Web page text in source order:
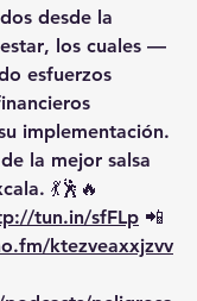
desde la
, los cuales —
esfuerzos
implementación.
la mejor salsa
💃🕺🔥
tun.in/sfFLp 📲
ktezveaxxjzvv